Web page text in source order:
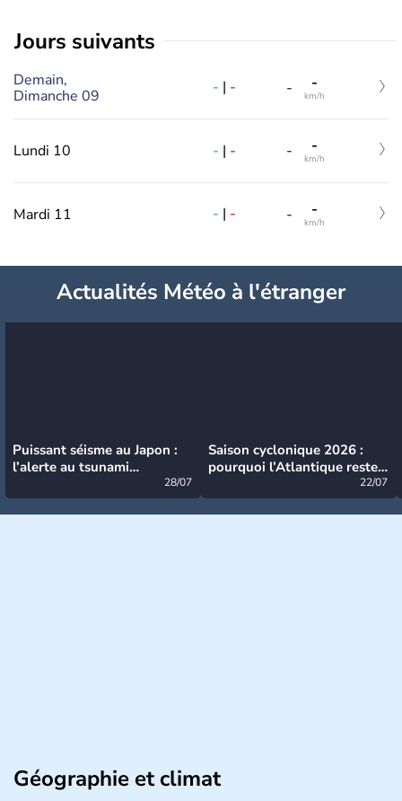
jours suivants
Demain,
Dimanche 09
- | - - -
km/h
Lundi 10 - | - - -
km/h
Mardi 11 - | - - -
km/h
Actualités Météo à l'étranger
Puissant séisme au Japon :
l’alerte au tsunami
28/07
Saison cyclonique 2026 :
pourquoi l’Atlantique reste
22/07
Géographie et climat